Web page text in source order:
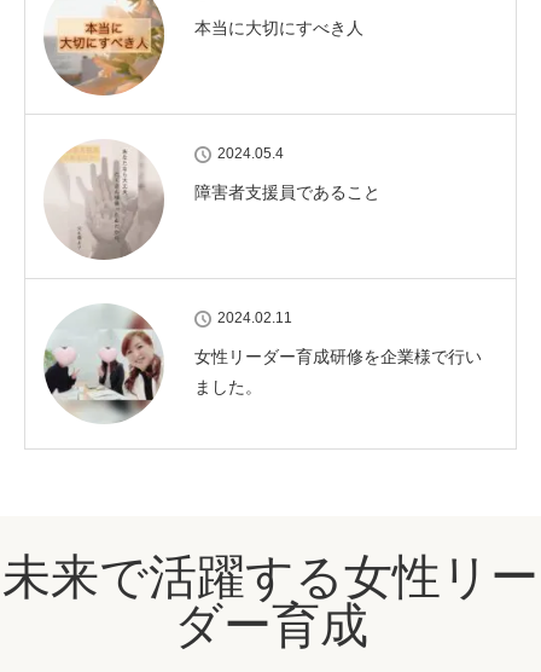
本当に大切にすべき人
2024.05.4
障害者支援員であること
2024.02.11
女性リーダー育成研修を企業様で行い
ました。
未来で活躍する女性リー
ダー育成